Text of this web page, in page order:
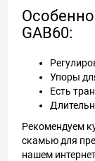
GAB60:
Упоры
Есть
Рекомендуем
скамью для
нашем